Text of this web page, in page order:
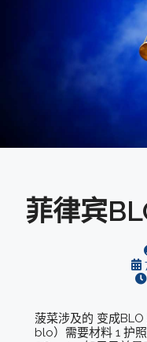
菲律宾
菠菜涉及的 变成
blo）需要材料 1 护